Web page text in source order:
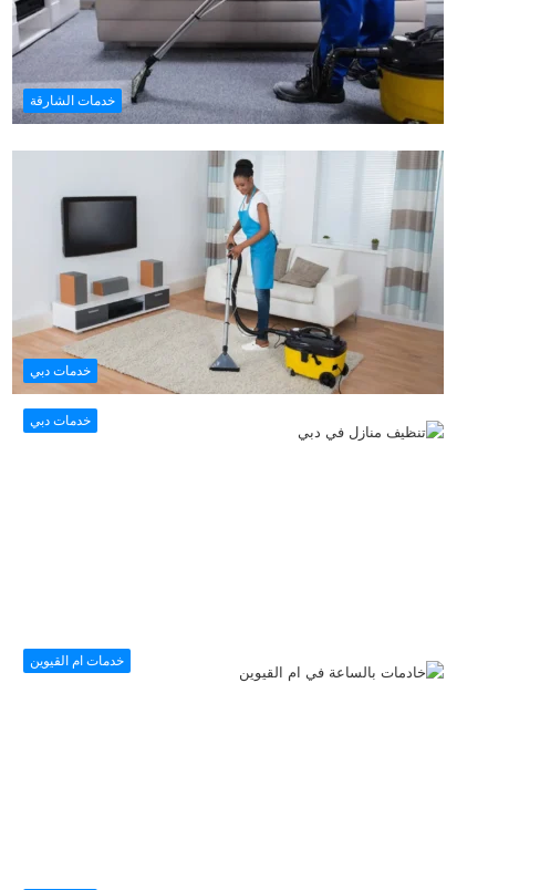
خدمات الشارقة
خدمات دبي
خدمات دبي
خدمات ام القيوين